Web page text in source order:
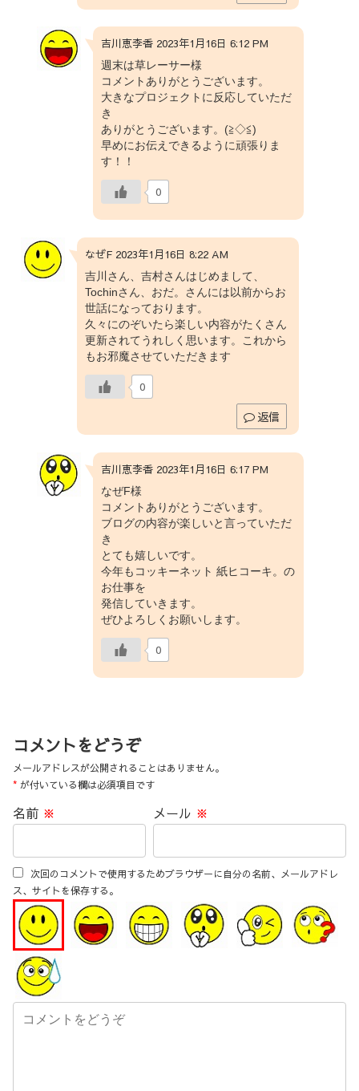
吉川恵李香 2023年1月16日 6:12 PM
週末は草レーサー様
コメントありがとうございます。
大きなプロジェクトに反応していただ
き
ありがとうございます。(≧◇≦)
早めにお伝えできるように頑張りま
す！！
0
なぜF 2023年1月16日 8:22 AM
吉川さん、吉村さんはじめまして、
Tochinさん、おだ。さんには以前からお
世話になっております。
久々にのぞいたら楽しい内容がたくさん
更新されてうれしく思います。これから
もお邪魔させていただきます
0
返信
吉川恵李香 2023年1月16日 6:17 PM
なぜF様
コメントありがとうございます。
ブログの内容が楽しいと言っていただ
き
とても嬉しいです。
今年もコッキーネット 紙ヒコーキ。の
お仕事を
発信していきます。
ぜひよろしくお願いします。
0
コメントをどうぞ
メールアドレスが公開されることはありません。
* が付いている欄は必須項目です
名前 ※ メール ※
次回のコメントで使用するためブラウザーに自分の名前、メールアドレ
ス、サイトを保存する。